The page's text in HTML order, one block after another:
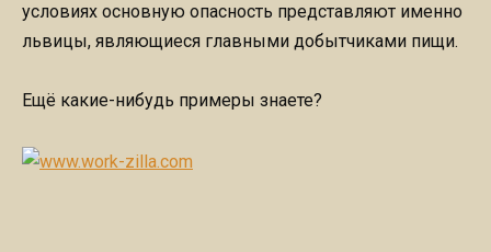
условиях основную опасность представляют именно
львицы, являющиеся главными добытчиками пищи.
Ещё какие-нибудь примеры знаете?